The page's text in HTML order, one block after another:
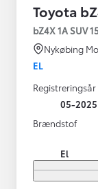
Toyota
bZ4X 1A SUV
Nykøbing
EL
Registreringsår
05-2025
Brændstof
El